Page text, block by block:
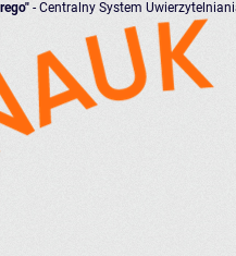
- Centralny System